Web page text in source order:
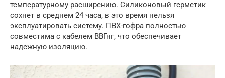
температурному расширению. Силиконовый герметик
сохнет в среднем 24 часа, в это время нельзя
эксплуатировать систему. ПВХ-гофра полностью
совместима с кабелем ВВГнг, что обеспечивает
надежную изоляцию.